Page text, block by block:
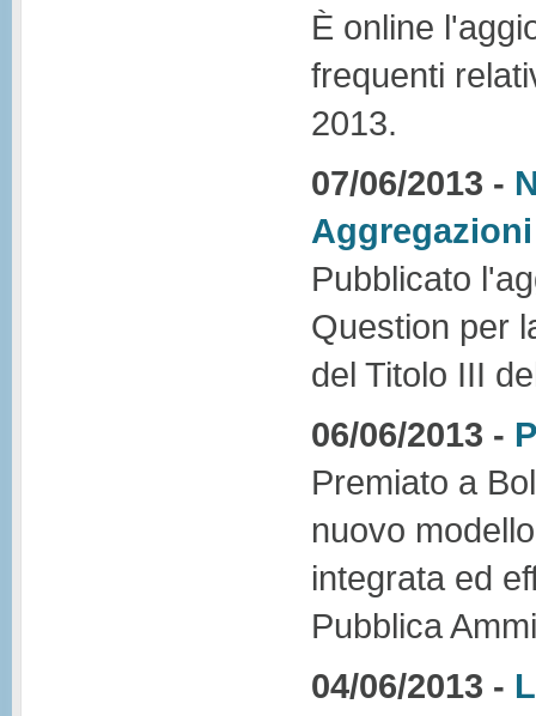
È online
frequenti
2013.
07/06/2013 -
Pubblicato
Question per
del Titolo III
06/06/2013 -
Premiato a
nuovo
integrata ed
Pubblica
04/06/2013 -